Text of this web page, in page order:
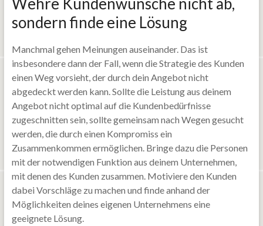
sondern finde eine Lösung
Manchmal gehen Meinungen auseinander. Das ist
insbesondere dann der Fall, wenn die Strategie des Kunden
einen Weg vorsieht, der durch dein Angebot nicht
abgedeckt werden kann. Sollte die Leistung aus deinem
Angebot nicht optimal auf die Kundenbedürfnisse
zugeschnitten sein, sollte gemeinsam nach Wegen gesucht
werden, die durch einen Kompromiss ein
Zusammenkommen ermöglichen. Bringe dazu die Personen
mit der notwendigen Funktion aus deinem Unternehmen,
mit denen des Kunden zusammen. Motiviere den Kunden
dabei Vorschläge zu machen und finde anhand der
Möglichkeiten deines eigenen Unternehmens eine
geeignete Lösung.